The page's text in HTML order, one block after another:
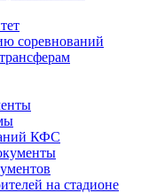
соревнований
КФС
на стадионе